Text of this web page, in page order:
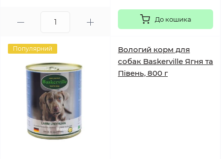
До кошика
Популярний
Вологий корм для
собак Baskerville Ягня та
Півень, 800 г